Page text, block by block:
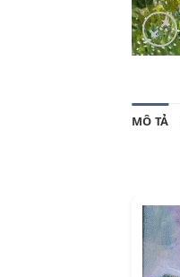
MÔ TẢ